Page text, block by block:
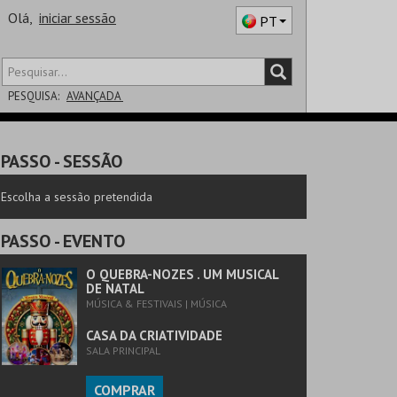
Olá, iniciar sessão PT
PESQUISA: AVANÇADA
PASSO- SESSÃO
Escolha a sessão pretendida
PASSO- EVENTO
O QUEBRA-NOZES . UM MUSICAL
DE NATAL
MÚSICA & FESTIVAIS | MÚSICA
CASA DA CRIATIVIDADE
SALA PRINCIPAL
COMPRAR